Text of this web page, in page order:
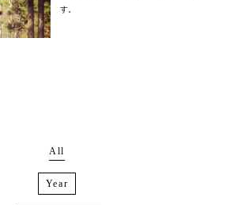
す。
All
Year